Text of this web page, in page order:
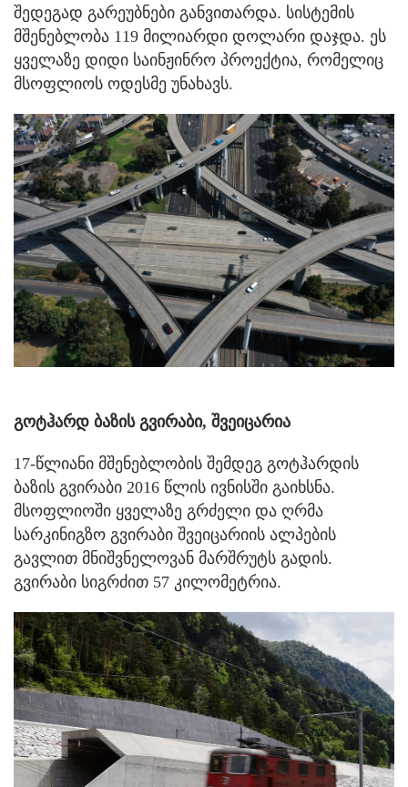
შედეგად გარეუბნები განვითარდა. სისტემის
მშენებლობა 119 მილიარდი დოლარი დაჯდა. ეს
ყველაზე დიდი საინჟინრო პროექტია, რომელიც
მსოფლიოს ოდესმე უნახავს.
გოტჰარდ ბაზის გვირაბი, შვეიცარია
17-წლიანი მშენებლობის შემდეგ გოტჰარდის
ბაზის გვირაბი 2016 წლის ივნისში გაიხსნა.
მსოფლიოში ყველაზე გრძელი და ღრმა
სარკინიგზო გვირაბი შვეიცარიის ალპების
გავლით მნიშვნელოვან მარშრუტს გადის.
გვირაბი სიგრძით 57 კილომეტრია.